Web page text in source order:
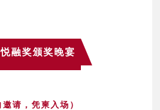
融奖颁奖晚宴
邀请，凭柬入场）